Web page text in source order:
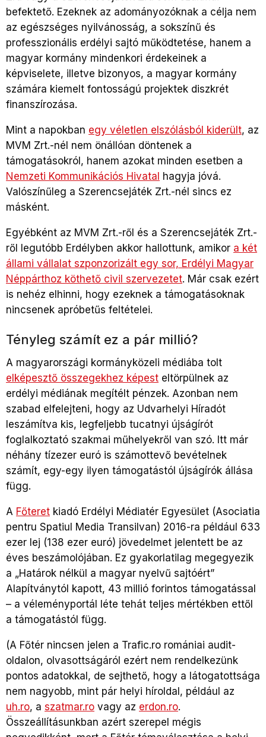
befektető. Ezeknek az adományozóknak a célja nem
az egészséges nyilvánosság, a sokszínű és
professzionális erdélyi sajtó működtetése, hanem a
magyar kormány mindenkori érdekeinek a
képviselete, illetve bizonyos, a magyar kormány
számára kiemelt fontosságú projektek diszkrét
finanszírozása.
Mint a napokban egy véletlen elszólásból kiderült, az
MVM Zrt.-nél nem önállóan döntenek a
támogatásokról, hanem azokat minden esetben a
Nemzeti Kommunikációs Hivatal hagyja jóvá.
Valószínűleg a Szerencsejáték Zrt.-nél sincs ez
másként.
Egyébként az MVM Zrt.-ről és a Szerencsejáték Zrt.-
ről legutóbb Erdélyben akkor hallottunk, amikor a két
állami vállalat szponzorizált egy sor, Erdélyi Magyar
Néppárthoz köthető civil szervezetet. Már csak ezért
is nehéz elhinni, hogy ezeknek a támogatásoknak
nincsenek apróbetűs feltételei.
Tényleg számít ez a pár millió?
A magyarországi kormányközeli médiába tolt
elképesztő összegekhez képest eltörpülnek az
erdélyi médiának megítélt pénzek. Azonban nem
szabad elfelejteni, hogy az Udvarhelyi Híradót
leszámítva kis, legfeljebb tucatnyi újságírót
foglalkoztató szakmai műhelyekről van szó. Itt már
néhány tízezer euró is számottevő bevételnek
számít, egy-egy ilyen támogatástól újságírók állása
függ.
A Főteret kiadó Erdélyi Médiatér Egyesület (Asociatia
pentru Spatiul Media Transilvan) 2016-ra például 633
ezer lej (138 ezer euró) jövedelmet jelentett be az
éves beszámolójában. Ez gyakorlatilag megegyezik
a „Határok nélkül a magyar nyelvű sajtóért”
Alapítványtól kapott, 43 millió forintos támogatással
– a véleményportál léte tehát teljes mértékben ettől
a támogatástól függ.
(A Főtér nincsen jelen a Trafic.ro romániai audit-
oldalon, olvasottságáról ezért nem rendelkezünk
pontos adatokkal, de sejthető, hogy a látogatottsága
nem nagyobb, mint pár helyi híroldal, például az
uh.ro, a szatmar.ro vagy az erdon.ro.
Összeállításunkban azért szerepel mégis